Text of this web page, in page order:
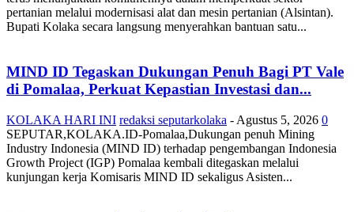
pertanian melalui modernisasi alat dan mesin pertanian (Alsintan).
Bupati Kolaka secara langsung menyerahkan bantuan satu...
MIND ID Tegaskan Dukungan Penuh Bagi PT Vale
di Pomalaa, Perkuat Kepastian Investasi dan...
KOLAKA HARI INI redaksi seputarkolaka - Agustus 5, 2026 0
SEPUTAR,KOLAKA.ID-Pomalaa,Dukungan penuh Mining
Industry Indonesia (MIND ID) terhadap pengembangan Indonesia
Growth Project (IGP) Pomalaa kembali ditegaskan melalui
kunjungan kerja Komisaris MIND ID sekaligus Asisten...